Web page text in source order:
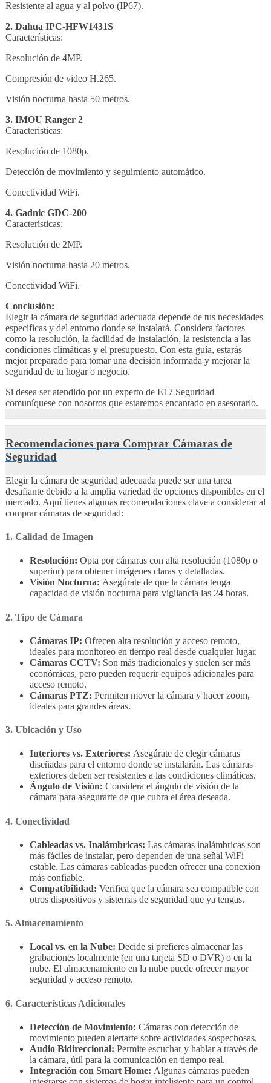
Resistente al agua y al polvo (IP67).
2. Dahua IPC-HFW1431S
Características:
Resolución de 4MP.
Compresión de video H.265.
Visión nocturna hasta 50 metros.
3. IMOU Ranger 2
Características:
Resolución de 1080p.
Detección de movimiento y seguimiento automático.
Conectividad WiFi.
4. Gadnic GDC-200
Características:
Resolución de 2MP.
Visión nocturna hasta 20 metros.
Conectividad WiFi.
Conclusión:
Elegir la cámara de seguridad adecuada depende de tus necesidades
específicas y del entorno donde se instalará. Considera factores
como la resolución, la facilidad de instalación, la resistencia a las
condiciones climáticas y el presupuesto. Con esta guía, estarás
mejor preparado para tomar una decisión informada y mejorar la
seguridad de tu hogar o negocio.
Si desea ser atendido por un experto de E17 Seguridad
comuníquese con nosotros que estaremos encantado en asesorarlo.
Recomendaciones para Comprar Cámaras de
Seguridad
Elegir la cámara de seguridad adecuada puede ser una tarea
desafiante debido a la amplia variedad de opciones disponibles en el
mercado. Aquí tienes algunas recomendaciones clave a considerar al
comprar cámaras de seguridad:
1. Calidad de Imagen
Resolución: Opta por cámaras con alta resolución (1080p o
superior) para obtener imágenes claras y detalladas.
Visión Nocturna: Asegúrate de que la cámara tenga
capacidad de visión nocturna para vigilancia las 24 horas.
2. Tipo de Cámara
Cámaras IP: Ofrecen alta resolución y acceso remoto,
ideales para monitoreo en tiempo real desde cualquier lugar.
Cámaras CCTV: Son más tradicionales y suelen ser más
económicas, pero pueden requerir equipos adicionales para
acceso remoto.
Cámaras PTZ: Permiten mover la cámara y hacer zoom,
ideales para grandes áreas.
3. Ubicación y Uso
Interiores vs. Exteriores: Asegúrate de elegir cámaras
diseñadas para el entorno donde se instalarán. Las cámaras
exteriores deben ser resistentes a las condiciones climáticas.
Ángulo de Visión: Considera el ángulo de visión de la
cámara para asegurarte de que cubra el área deseada.
4. Conectividad
Cableadas vs. Inalámbricas: Las cámaras inalámbricas son
más fáciles de instalar, pero dependen de una señal WiFi
estable. Las cámaras cableadas pueden ofrecer una conexión
más confiable.
Compatibilidad: Verifica que la cámara sea compatible con
otros dispositivos y sistemas de seguridad que ya tengas.
5. Almacenamiento
Local vs. en la Nube: Decide si prefieres almacenar las
grabaciones localmente (en una tarjeta SD o DVR) o en la
nube. El almacenamiento en la nube puede ofrecer mayor
seguridad y acceso remoto.
6. Características Adicionales
Detección de Movimiento: Cámaras con detección de
movimiento pueden alertarte sobre actividades sospechosas.
Audio Bidireccional: Permite escuchar y hablar a través de
la cámara, útil para la comunicación en tiempo real.
Integración con Smart Home: Algunas cámaras pueden